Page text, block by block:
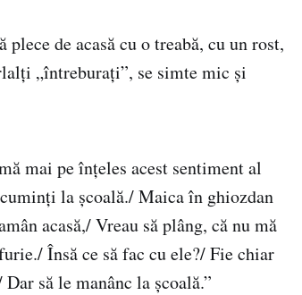
de acasă cu o treabă, cu un rost,
„întreburați”, se simte mic şi
mai pe înțeles acest sentiment al
la şcoală./ Maica în ghiozdan
acasă,/ Vreau să plâng, că nu mă
Însă ce să fac cu ele?/ Fie chiar
să le manânc la şcoală.”